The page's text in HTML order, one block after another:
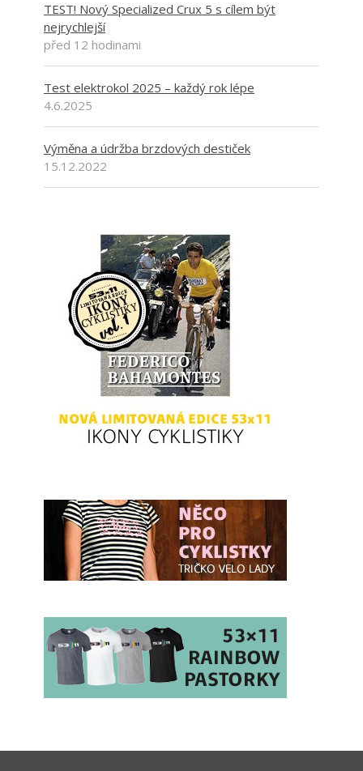
TEST! Nový Specialized Crux 5 s cílem být
nejrychlejší
před 12 hodinami
Test elektrokol 2025 – každý rok lépe
4.6.2025
Výměna a údržba brzdových destiček
15.12.2022